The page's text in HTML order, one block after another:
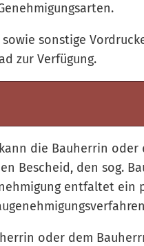
sonstige
zur Verfügung.
die Bauherrin oder
Bescheid, den sog.
entfaltet ein
oder dem